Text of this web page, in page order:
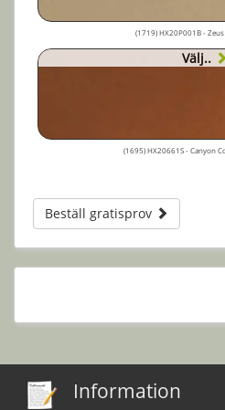
(1719) HX20P001B -
Välj..
(1695) HX20661S - Canyon
Beställ gratisprov
Information